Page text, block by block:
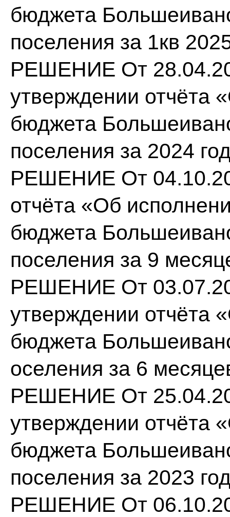
бюджета
поселения за 1кв
РЕШЕНИЕ От
утверждении отчёта
бюджета
поселения за 2024
РЕШЕНИЕ От
отчёта «Об
бюджета
поселения за 9
РЕШЕНИЕ От
утверждении отчёта
бюджета
оселения за 6
РЕШЕНИЕ От
утверждении отчёта
бюджета
поселения за 2023
РЕШЕНИЕ От